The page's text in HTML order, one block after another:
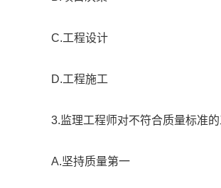
C.工程设计
D.工程施工
3.监理工程师对不符合质量标准
A.坚持质量第一